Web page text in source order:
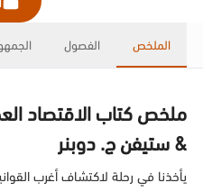
الملخص الفصول
ملخص كتاب الاقتصاد
& ستيفن ج. دوبنر
يأخذنا في رحلة لاكتشاف أغرب